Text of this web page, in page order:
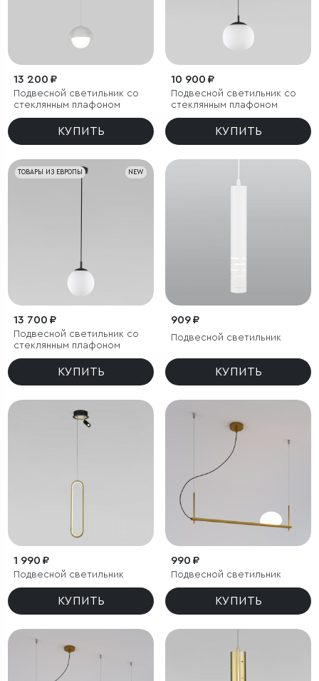
13 200 ₽
Подвесной светильник со
стеклянным плафоном
КУПИТЬ
10 900 ₽
Подвесной светильник со
стеклянным плафоном
КУПИТЬ
NEW
ТОВАРЫ ИЗ ЕВРОПЫ
13 700 ₽
Подвесной светильник со
стеклянным плафоном
КУПИТЬ
909 ₽
Подвесной светильник
КУПИТЬ
1 990 ₽
Подвесной светильник
КУПИТЬ
990 ₽
Подвесной светильник
КУПИТЬ